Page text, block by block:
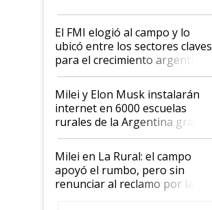
de Milei
El FMI elogió al campo y lo
ubicó entre los sectores claves
para el crecimiento argentino
Milei y Elon Musk instalarán
internet en 6000 escuelas
rurales de la Argentina gracias
a un acuerdo con Starlink
Milei en La Rural: el campo
apoyó el rumbo, pero sin
renunciar al reclamo por las